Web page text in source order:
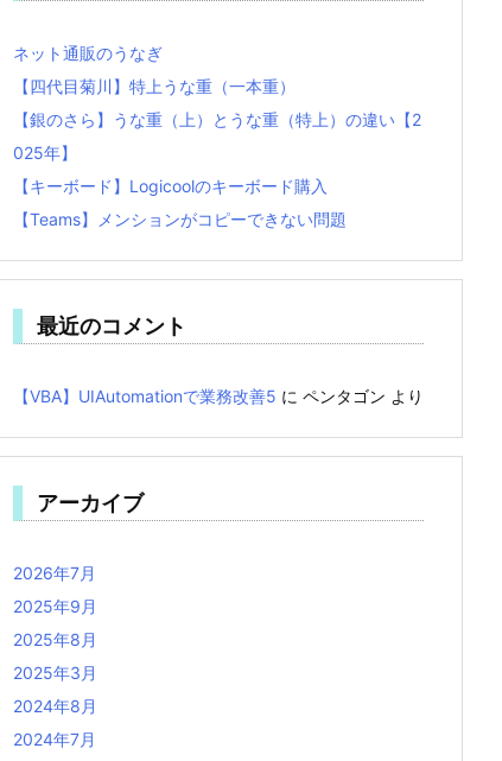
ネット通販のうなぎ
【四代目菊川】特上うな重（一本重）
【銀のさら】うな重（上）とうな重（特上）の違い【2
025年】
【キーボード】Logicoolのキーボード購入
【Teams】メンションがコピーできない問題
最近のコメント
【VBA】UIAutomationで業務改善5 に ペンタゴン より
アーカイブ
2026年7月
2025年9月
2025年8月
2025年3月
2024年8月
2024年7月